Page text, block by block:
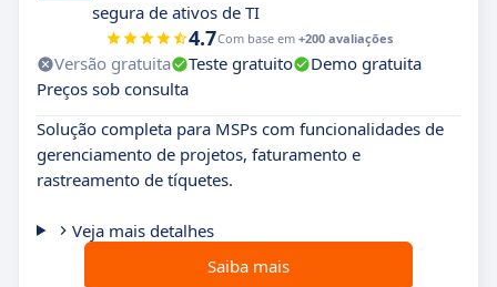
segura de ativos de TI
4.7Com base em +200 avaliações
Versão gratuita Teste gratuito
Demo gratuita
Preços sob consulta
Solução completa para MSPs com funcionalidades de
gerenciamento de projetos, faturamento e
rastreamento de tíquetes.
Veja mais detalhes
Saiba mais